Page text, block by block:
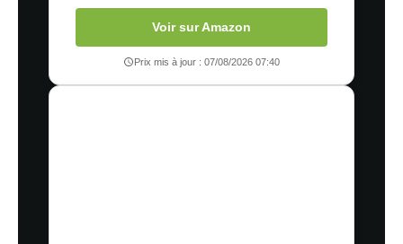
Voir sur Amazon
Prix mis à jour : 07/08/2026 07:40